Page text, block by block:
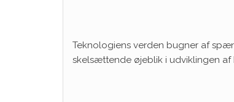
Teknologiens verden bugner af
skelsættende øjeblik i udviklingen